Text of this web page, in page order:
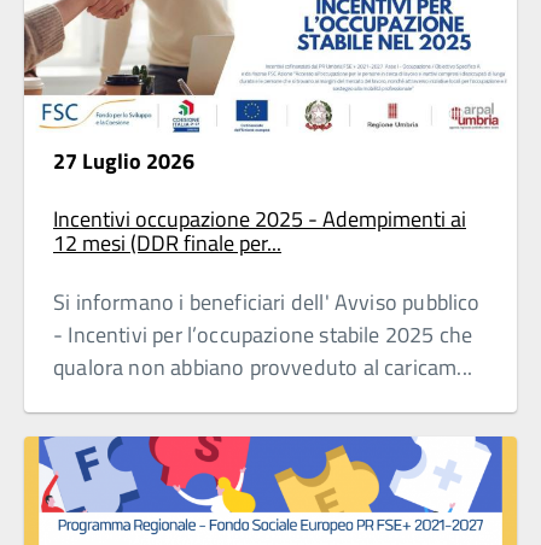
27 Luglio 2026
Incentivi occupazione 2025 - Adempimenti ai
12 mesi (DDR finale per...
Si informano i beneficiari dell' Avviso pubblico
- Incentivi per l’occupazione stabile 2025 che
qualora non abbiano provveduto al caricam...